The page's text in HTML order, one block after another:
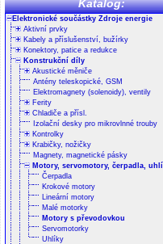
Katalog:
Elektronické součástky Zdroje energie
Aktivní prvky
Kabely a příslušenství, bužírky
Konektory, patice a redukce
Konstrukční díly
Akustické měniče
Antény teleskopické, GSM
Elektromagnety (solenoidy), ventily
Ferity
Chladiče a přísl.
Izolační desky pro mikrovlnné trouby
Kontrolky
Krabičky, nožičky
Magnety, magnetické pásky
Motory, servomotory, čerpadla,
Čerpadla
Krokové motory
Lineární motory
Malé motorky
Motory s převodovkou
Servomotorky
Uhlíky